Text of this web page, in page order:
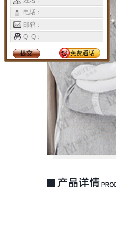
电话：
邮箱：
Q Q：
提交 免费通话